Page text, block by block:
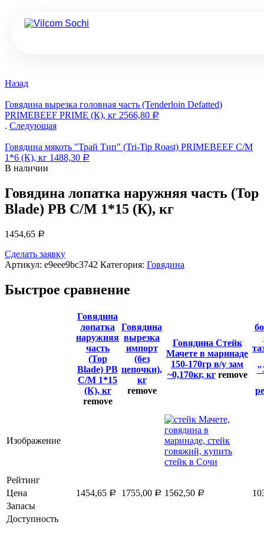
Назад
Говядина вырезка головная часть (Tenderloin Defatted)
PRIMEBEEF PRIME (К), кг 2566,80 Р
. Следующая
Говядина мякоть "Трай Тип" (Tri-Tip Roast) PRIMEBEEF С/М
1*6 (К), кг 1488,30 Р
В наличии
Говядина лопатка наружняя часть (Top
Blade) PB С/М 1*15 (К), кг
1454,65 Р
Сделать заявку
Артикул: e9eee9bc3742 Категория: Говядина
Быстрое сравнение
Говядина
лопатка
наружняя
часть
(Top
Blade) PB
С/М 1*15
(К), кг
remove
Говядина
вырезка
импорт
(без
цепочки),
кг
remove
Говядина Стейк
Мачете в маринаде
150-170гр в/у зам
~0,170кг, кг remove
Изображение
Рейтинг
Цена
1454,65 Р 1755,00 Р 1562,50 Р
Запасы
Доступность